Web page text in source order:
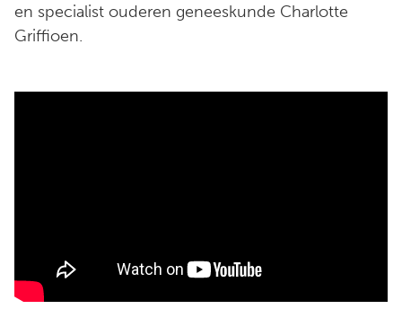
en specialist ouderen geneeskunde Charlotte
Griffioen.